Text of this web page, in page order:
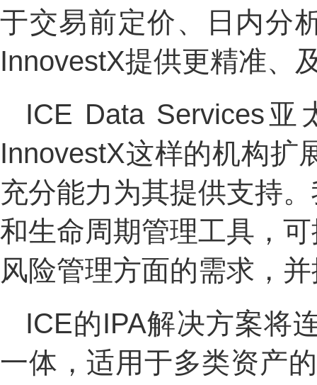
于交易前定价、日内分
InnovestX提供更精准、
ICE Data Services
InnovestX这样的机构扩
充分能力为其提供支持
和生命周期管理工具，
风险管理方面的需求，
ICE的IPA解决方案将
一体，适用于多类资产